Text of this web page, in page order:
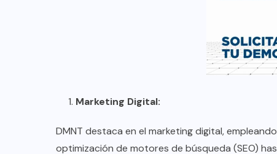
1. Marketing Digital:
DMNT destaca en el marketing digital,
optimización de motores de búsqueda (SEO)